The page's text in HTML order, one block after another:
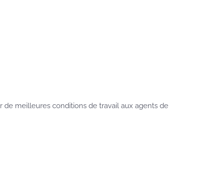
meilleures conditions de travail aux agents de